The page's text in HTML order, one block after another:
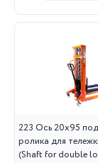
223 Ось 20х95
ролика для
(Shaft for double